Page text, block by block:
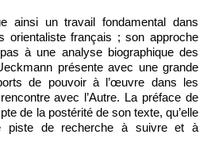
un travail fondamental dans
orientaliste français ; son approche
à une analyse biographique des
présente avec une grande
de pouvoir à l’œuvre dans les
avec l’Autre. La préface de
de la postérité de son texte, qu’elle
piste de recherche à suivre et à